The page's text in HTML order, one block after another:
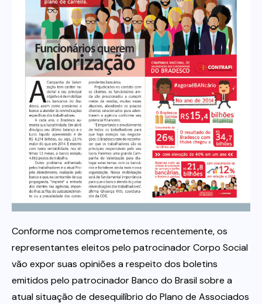
Financeiras e Cooperativas
Conforme nos comprometemos recentemente, os
representantes eleitos pelo patrocinador Corpo Social
vão expor suas opiniões a respeito dos boletins
emitidos pelo patrocinador Banco do Brasil sobre a
atual situação de desequilíbrio do Plano de Associados